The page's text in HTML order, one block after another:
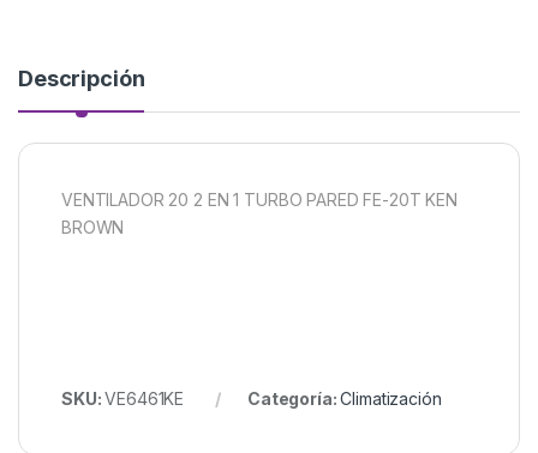
Descripción
VENTILADOR 20 2 EN 1 TURBO PARED FE-20T KEN
BROWN
SKU:VE6461KE Categoría:Climatización